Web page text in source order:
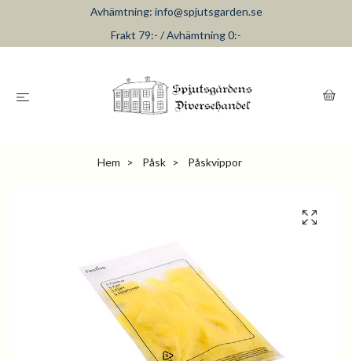
Avhämtning: info@spjutsgarden.se
Frakt 79:- / Avhämtning 0:-
Hem Påsk Påskvippor